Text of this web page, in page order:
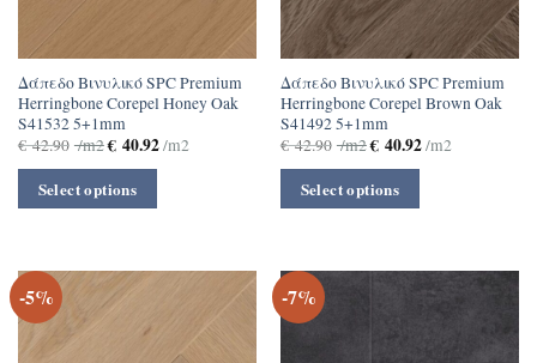
Δάπεδο Βινυλικό SPC Premium
Herringbone Corepel Honey Oak
S41532 5+1mm
€42.90 /m2€40.92/m2
Select options
Δάπεδο Βινυλικό SPC Premium
Herringbone Corepel Brown Oak
S41492 5+1mm
€42.90 /m2€40.92/m2
Select options
-5% -7%